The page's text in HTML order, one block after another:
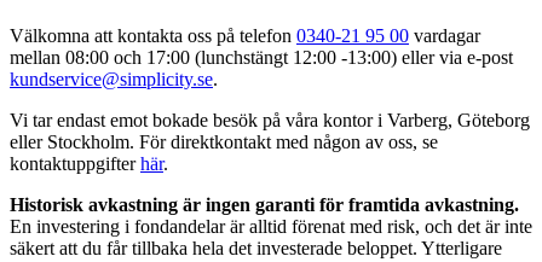
Välkomna att kontakta oss på telefon 0340-21 95 00 vardagar
mellan 08:00 och 17:00 (lunchstängt 12:00 -13:00) eller via e-post
kundservice@simplicity.se.
Vi tar endast emot bokade besök på våra kontor i Varberg, Göteborg
eller Stockholm. För direktkontakt med någon av oss, se
kontaktuppgifterhär.
Historisk avkastning är ingen garanti för framtida avkastning.
En investering i fondandelar är alltid förenat med risk, och det är inte
säkert att du får tillbaka hela det investerade beloppet. Ytterligare